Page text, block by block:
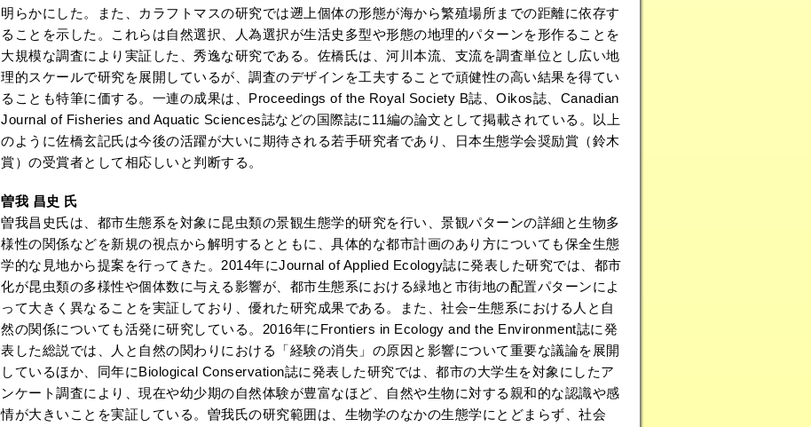
明らかにした。また、カラフトマスの研究では遡上個体の形態が海から繁殖場所までの距離に依存す
ることを示した。これらは自然選択、人為選択が生活史多型や形態の地理的パターンを形作ることを
大規模な調査により実証した、秀逸な研究である。佐橋氏は、河川本流、支流を調査単位とし広い地
理的スケールで研究を展開しているが、調査のデザインを工夫することで頑健性の高い結果を得てい
ることも特筆に価する。一連の成果は、Proceedings of the Royal Society B誌、Oikos誌、Canadian
Journal of Fisheries and Aquatic Sciences誌などの国際誌に11編の論文として掲載されている。以上
のように佐橋玄記氏は今後の活躍が大いに期待される若手研究者であり、日本生態学会奨励賞（鈴木
賞）の受賞者として相応しいと判断する。
曽我 昌史 氏
曽我昌史氏は、都市生態系を対象に昆虫類の景観生態学的研究を行い、景観パターンの詳細と生物多
様性の関係などを新規の視点から解明するとともに、具体的な都市計画のあり方についても保全生態
学的な見地から提案を行ってきた。2014年にJournal of Applied Ecology誌に発表した研究では、都市
化が昆虫類の多様性や個体数に与える影響が、都市生態系における緑地と市街地の配置パターンによ
って大きく異なることを実証しており、優れた研究成果である。また、社会−生態系における人と自
然の関係についても活発に研究している。2016年にFrontiers in Ecology and the Environment誌に発
表した総説では、人と自然の関わりにおける「経験の消失」の原因と影響について重要な議論を展開
しているほか、同年にBiological Conservation誌に発表した研究では、都市の大学生を対象にしたア
ンケート調査により、現在や幼少期の自然体験が豊富なほど、自然や生物に対する親和的な認識や感
情が大きいことを実証している。曽我氏の研究範囲は、生物学のなかの生態学にとどまらず、社会